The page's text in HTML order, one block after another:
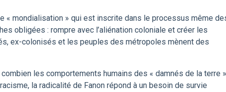
« mondialisation » qui est inscrite dans le processus même
obligées : rompre avec l’aliénation coloniale et créer les
ex-colonisés et les peuples des métropoles mènent des
combien les comportements humains des « damnés de la terre »
la radicalité de Fanon répond à un besoin de survie